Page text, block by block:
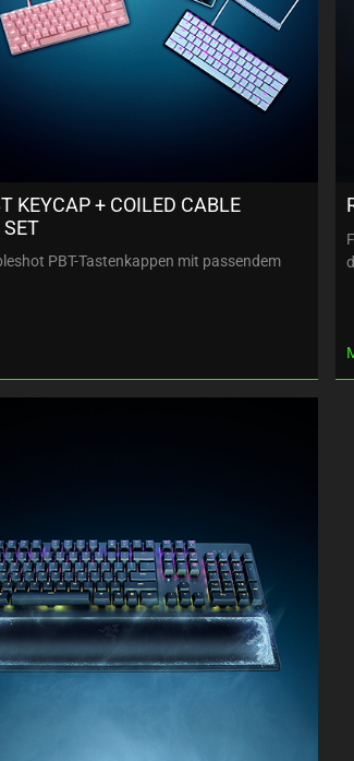
KEYCAP + COILED CABLE
SET
PBT-Tastenkappen mit passendem